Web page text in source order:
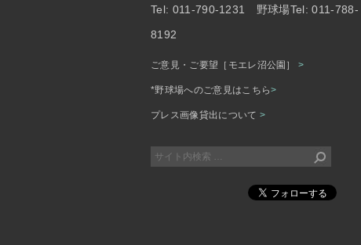
Tel: 011-790-1231 野球場Tel: 011-788-
8192
ご意見・ご要望［モエレ沼公園］>
*野球場へのご意見はこちら>
プレス画像貸出について >